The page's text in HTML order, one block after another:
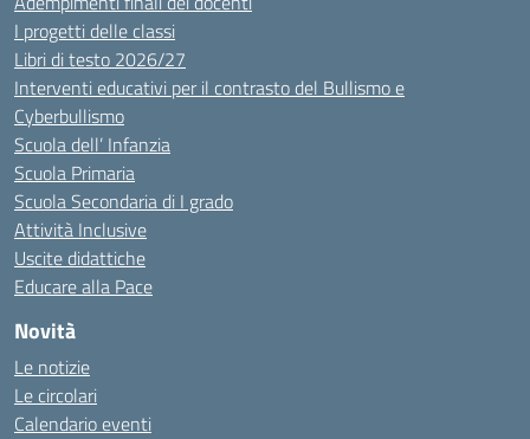
I progetti delle classi
Libri di testo 2026/27
Interventi educativi per il contrasto del Bullismo e
Cyberbullismo
Scuola dell’ Infanzia
Scuola Primaria
Scuola Secondaria di I grado
Attività Inclusive
Uscite didattiche
Educare alla Pace
Novità
Le notizie
Le circolari
Calendario eventi